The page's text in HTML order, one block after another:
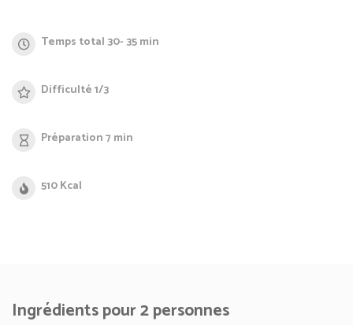
Temps total 30- 35 min
Difficulté 1/3
Préparation 7 min
510 Kcal
Ingrédients pour 2 personnes